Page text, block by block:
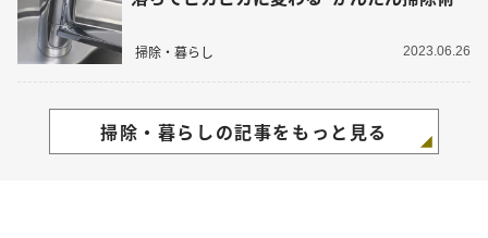
掃除・暮らし 2023.06.26
掃除・暮らしの記事をもっと見る